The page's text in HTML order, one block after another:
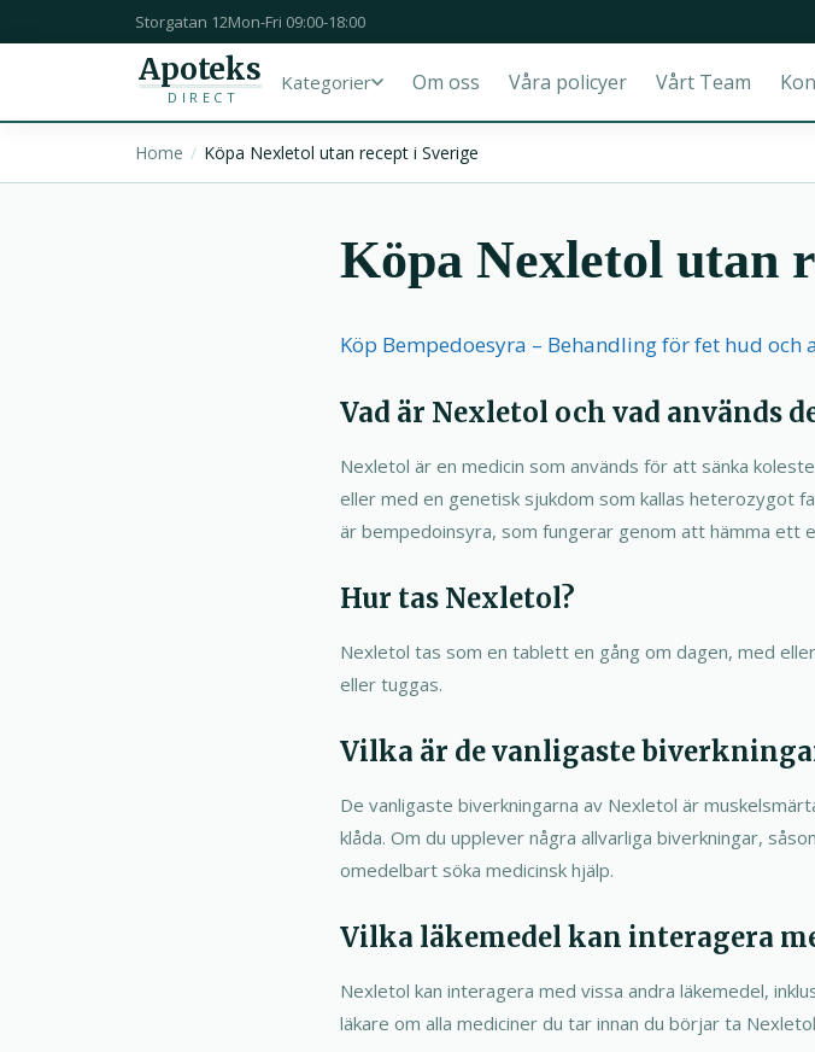
Storgatan 12Mon-Fri 09:00-18:00
Apoteks
DIRECT
Kategorier Om oss Våra policyer Vårt Team
Home Köpa Nexletol utan recept i Sverige
Köpa Nexletol utan
Köp Bempedoesyra – Behandling för fet hud
Vad är Nexletol och vad används
Nexletol är en medicin som används för att sänka
eller med en genetisk sjukdom som kallas heterozygot
är bempedoinsyra, som fungerar genom att hämma ett
Hur tas Nexletol?
Nexletol tas som en tablett en gång om dagen, med
eller tuggas.
Vilka är de vanligaste
De vanligaste biverkningarna av Nexletol är
klåda. Om du upplever några allvarliga biverkningar,
omedelbart söka medicinsk hjälp.
Vilka läkemedel kan interagera
Nexletol kan interagera med vissa andra läkemedel,
läkare om alla mediciner du tar innan du börjar ta